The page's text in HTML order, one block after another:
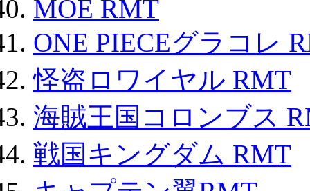
MOE RMT
ONE PIECEグラコレ
怪盗ロワイヤル RMT
海賊王国コロンブス
戦国キングダム RMT